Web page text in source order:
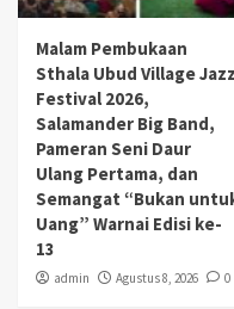
Malam Pembukaan
Sthala Ubud Village Jazz
Festival 2026,
Salamander Big Band,
Pameran Seni Daur
Ulang Pertama, dan
Semangat “Bukan
Uang” Warnai Edisi ke-
13
admin Agustus 8, 2026 0